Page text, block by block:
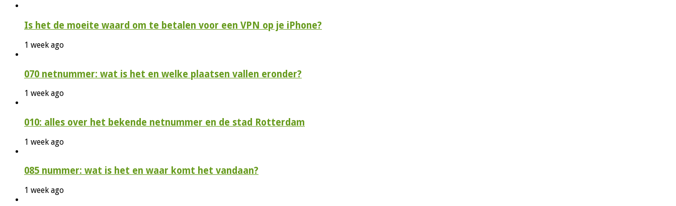
Is het de moeite waard om te betalen voor een VPN op je iPhone?
1 week ago
070 netnummer: wat is het en welke plaatsen vallen eronder?
1 week ago
010: alles over het bekende netnummer en de stad Rotterdam
1 week ago
085 nummer: wat is het en waar komt het vandaan?
1 week ago